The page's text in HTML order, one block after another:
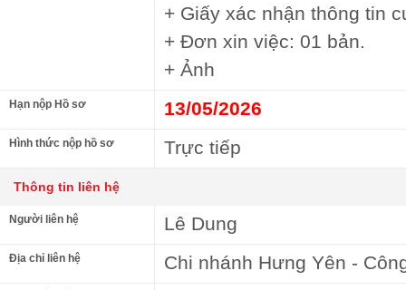
+ Giấy xác nhận thông tin
+ Đơn xin việc: 01 bản.
+ Ảnh
Hạn nộp Hồ sơ 13/05/2026
Hình thức nộp hồ sơ Trực tiếp
Thông tin liên hệ
Người liên hệ Lê Dung
Địa chỉ liên hệ Chi nhánh Hưng Yên -